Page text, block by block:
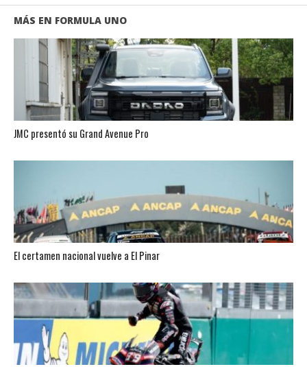
MÁS EN FORMULA UNO
JMC presentó su Grand Avenue Pro
El certamen nacional vuelve a El Pinar